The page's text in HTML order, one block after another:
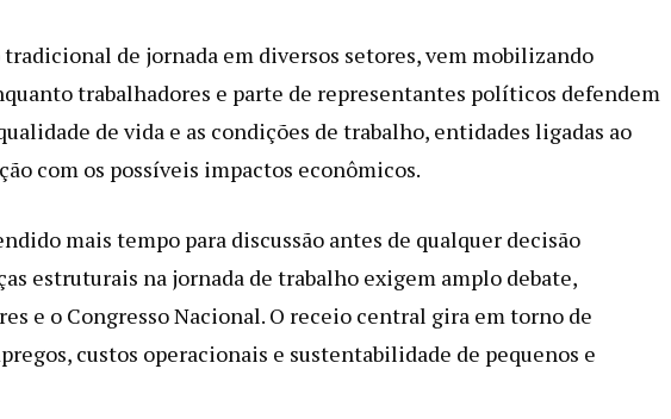
de jornada em diversos setores, vem mobilizando
trabalhadores e parte de representantes políticos defendem
de vida e as condições de trabalho, entidades ligadas ao
com os possíveis impactos econômicos.
mais tempo para discussão antes de qualquer decisão
estruturais na jornada de trabalho exigem amplo debate,
e o Congresso Nacional. O receio central gira em torno de
custos operacionais e sustentabilidade de pequenos e